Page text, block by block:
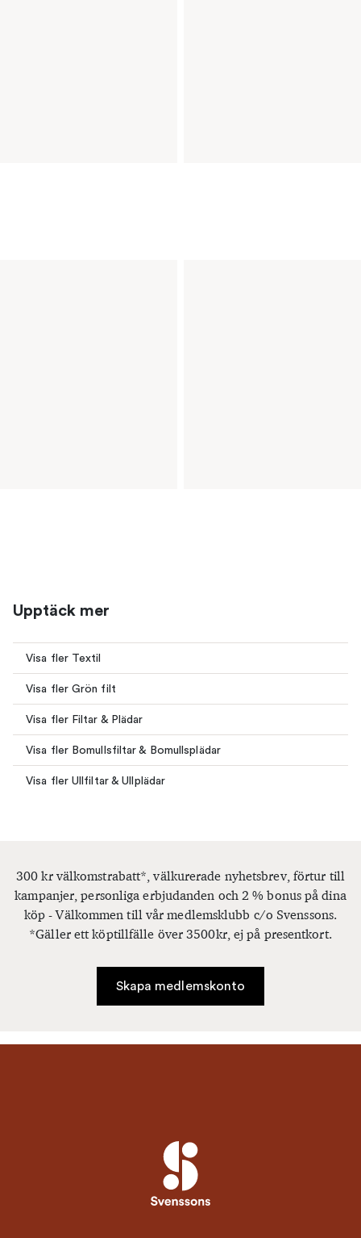
Upptäck mer
Visa fler Textil
Visa fler Grön filt
Visa fler Filtar & Plädar
Visa fler Bomullsfiltar & Bomullsplädar
Visa fler Ullfiltar & Ullplädar
300 kr välkomstrabatt*, välkurerade nyhetsbrev, förtur till
kampanjer, personliga erbjudanden och 2 % bonus på dina
köp - Välkommen till vår medlemsklubb c/o Svenssons.
*Gäller ett köptillfälle över 3500kr, ej på presentkort.
Skapa medlemskonto